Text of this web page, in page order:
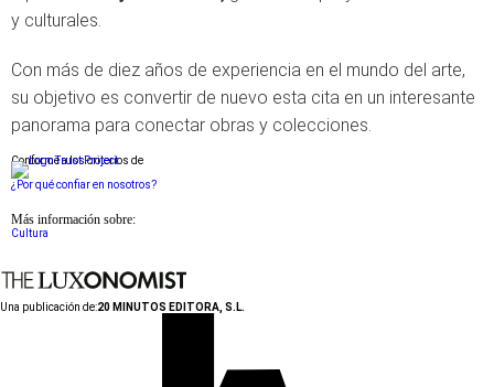
y culturales.
Con más de diez años de experiencia en el mundo del arte,
su objetivo es convertir de nuevo esta cita en un interesante
panorama para conectar obras y colecciones.
Conforme a los criterios de
¿Por qué confiar en nosotros?
Más información sobre:
Cultura
Una publicación de:20 MINUTOS EDITORA, S.L.